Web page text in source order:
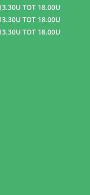
TOT 18.00U
TOT 18.00U
TOT 18.00U